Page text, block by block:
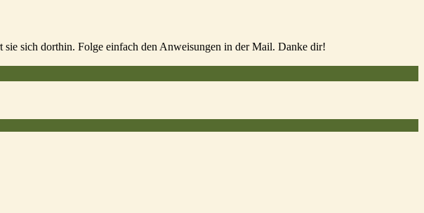
sich dorthin. Folge einfach den Anweisungen in der Mail. Danke dir!